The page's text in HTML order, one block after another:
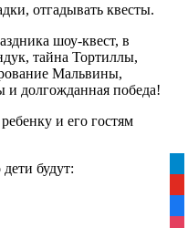
отгадывать квесты.
шоу-квест, в
тайна Тортиллы,
Мальвины,
и долгожданная победа!
и его гостям
дети будут: